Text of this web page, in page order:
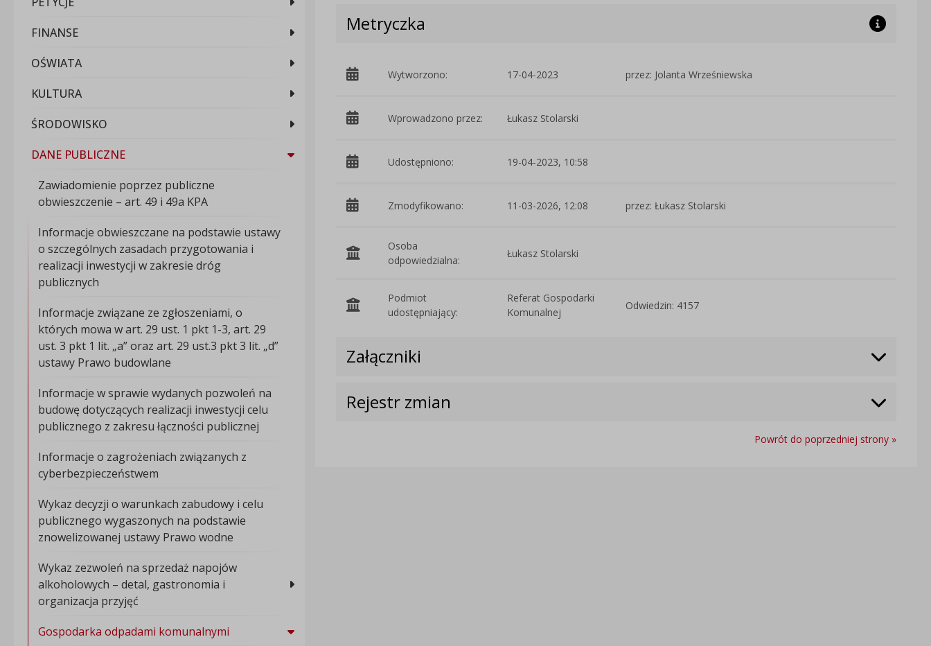
FINANSE
OŚWIATA
KULTURA
ŚRODOWISKO
DANE PUBLICZNE
Zawiadomienie poprzez publiczne
obwieszczenie – art. 49 i 49a KPA
Informacje obwieszczane na podstawie ustawy
o szczególnych zasadach przygotowania i
realizacji inwestycji w zakresie dróg
publicznych
Informacje związane ze zgłoszeniami, o
których mowa w art. 29 ust. 1 pkt 1-3, art. 29
ust. 3 pkt 1 lit. „a” oraz art. 29 ust.3 pkt 3 lit. „d”
ustawy Prawo budowlane
Informacje w sprawie wydanych pozwoleń na
budowę dotyczących realizacji inwestycji celu
publicznego z zakresu łączności publicznej
Informacje o zagrożeniach związanych z
cyberbezpieczeństwem
Wykaz decyzji o warunkach zabudowy i celu
publicznego wygaszonych na podstawie
znowelizowanej ustawy Prawo wodne
Wykaz zezwoleń na sprzedaż napojów
alkoholowych – detal, gastronomia i
organizacja przyjęć
Gospodarka odpadami komunalnymi
Metryczka
Wytworzono: 17-04-2023 przez: Jolanta Wrześniewska
Wprowadzono przez: Łukasz Stolarski
Udostępniono: 19-04-2023, 10:58
Zmodyfikowano: 11-03-2026, 12:08 przez: Łukasz Stolarski
Osoba
odpowiedzialna:
Łukasz Stolarski
Podmiot
udostępniający:
Referat Gospodarki
Komunalnej
Odwiedzin: 4157
Załączniki
Rejestr zmian
Powrót do poprzedniej strony »